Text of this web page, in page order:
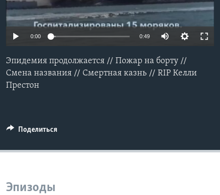
Learning English
Языки
0:00 0:49
Эпидемия продолжается // Пожар на борту //
Смена названия // Смертная казнь // RIP Келли
Престон
Поделиться
Эпизоды